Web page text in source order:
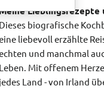
Lieblingsrezepte
Dieses biografische
liebevoll erzählte
und manchmal
Leben. Mit offenem
jedes Land - von Irland